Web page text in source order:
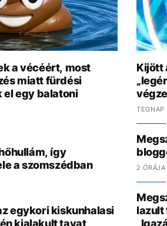
a vécéért, most
miatt fürdési
egy balatoni
így
a szomszédban
egykori kiskunhalasi
Kijött
2 ÓRÁJA
lazult